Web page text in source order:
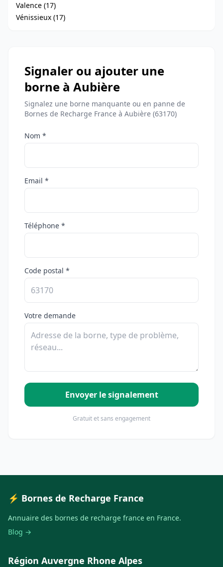
Valence (17)
Vénissieux (17)
Signaler ou ajouter une
borne à Aubière
Signalez une borne manquante ou en panne de
Bornes de Recharge France à Aubière (63170)
Nom *
Email *
Téléphone *
Code postal *
Votre demande
Envoyer le signalement
Gratuit et sans engagement
⚡ Bornes de Recharge France
Annuaire des bornes de recharge france en France.
Blog →
Région Auvergne Rhone Alpes